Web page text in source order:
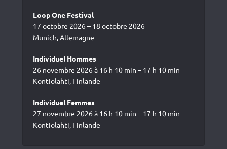
Loop One Festival
17 octobre 2026 – 18 octobre 2026
Munich, Allemagne
Individuel Hommes
26 novembre 2026 à 16 h 10 min – 17 h 10 min
Kontiolahti, Finlande
Individuel Femmes
27 novembre 2026 à 16 h 10 min – 17 h 10 min
Kontiolahti, Finlande